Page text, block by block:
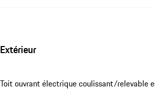
Extérieur
Toit ouvrant électrique coulissant/relevable